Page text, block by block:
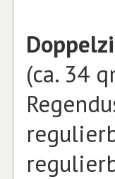
(ca. 34